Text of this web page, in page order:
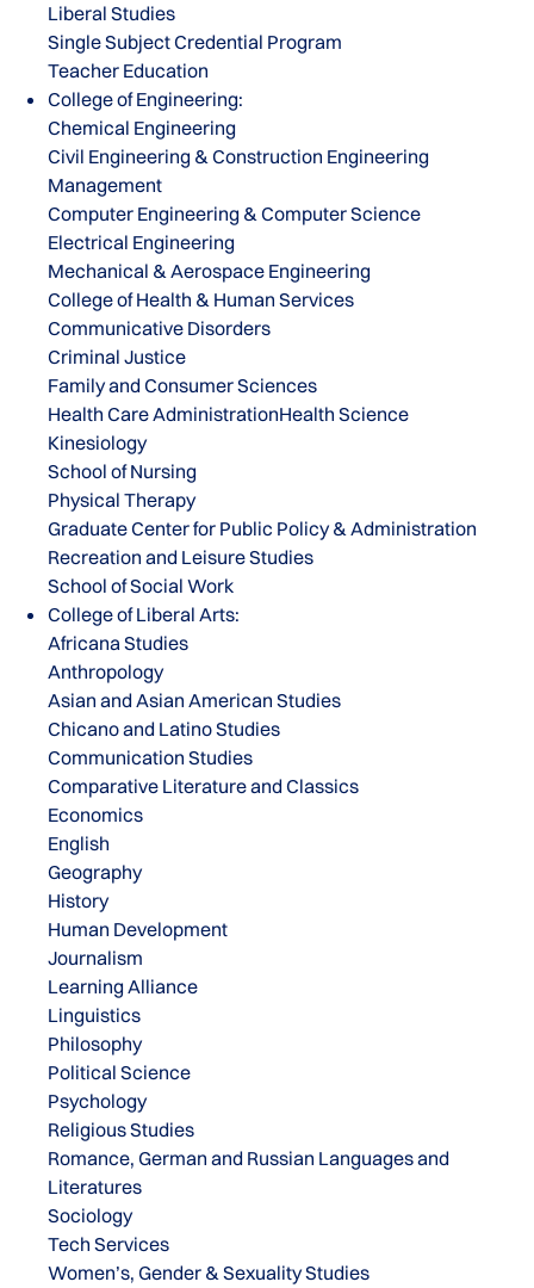
Liberal Studies
Single Subject Credential Program
Teacher Education
College of Engineering:
Chemical Engineering
Civil Engineering & Construction Engineering
Management
Computer Engineering & Computer Science
Electrical Engineering
Mechanical & Aerospace Engineering
College of Health & Human Services
Communicative Disorders
Criminal Justice
Family and Consumer Sciences
Health Care AdministrationHealth Science
Kinesiology
School of Nursing
Physical Therapy
Graduate Center for Public Policy & Administration
Recreation and Leisure Studies
School of Social Work
College of Liberal Arts:
Africana Studies
Anthropology
Asian and Asian American Studies
Chicano and Latino Studies
Communication Studies
Comparative Literature and Classics
Economics
English
Geography
History
Human Development
Journalism
Learning Alliance
Linguistics
Philosophy
Political Science
Psychology
Religious Studies
Romance, German and Russian Languages and
Literatures
Sociology
Tech Services
Women’s, Gender & Sexuality Studies